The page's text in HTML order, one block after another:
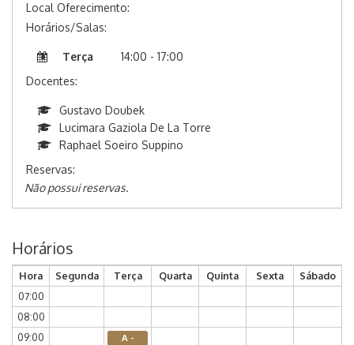
Local Oferecimento:
Horários/Salas:
Terça
14:00 - 17:00
Docentes:
Gustavo Doubek
Lucimara Gaziola De La Torre
Raphael Soeiro Suppino
Reservas:
Não possui reservas.
Horários
Hora Segunda Terça Quarta Quinta Sexta
Sábado
07:00
08:00
09:00
A -